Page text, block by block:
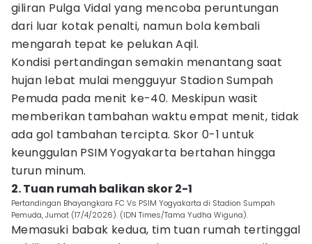
giliran Pulga Vidal yang mencoba peruntungan
dari luar kotak penalti, namun bola kembali
mengarah tepat ke pelukan Aqil.
​Kondisi pertandingan semakin menantang saat
hujan lebat mulai mengguyur Stadion Sumpah
Pemuda pada menit ke-40. ​Meskipun wasit
memberikan tambahan waktu empat menit, tidak
ada gol tambahan tercipta. Skor 0-1 untuk
keunggulan PSIM Yogyakarta bertahan hingga
turun minum.
2. Tuan rumah balikan skor 2-1
Pertandingan Bhayangkara FC Vs PSIM Yogyakarta di Stadion Sumpah
Pemuda, Jumat (17/4/2026). (IDN Times/Tama Yudha Wiguna).
Memasuki babak kedua, tim tuan rumah tertinggal